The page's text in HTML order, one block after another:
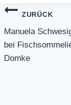
ZURÜCK
Manuela
bei
Domke